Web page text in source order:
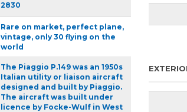
2830
Rare on market, perfect plane,
vintage, only 30 flying on the
world
The Piaggio P.149 was an 1950s
Italian utility or liaison aircraft
designed and built by Piaggio.
The aircraft was built under
licence by Focke-Wulf in West